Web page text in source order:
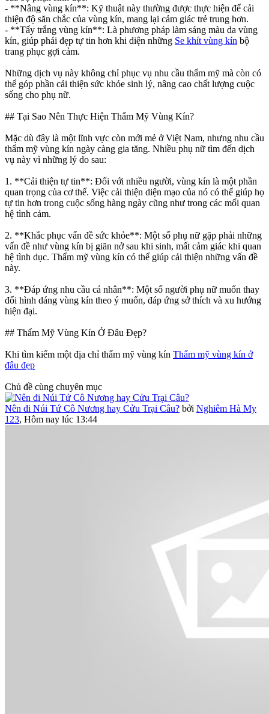
- **Nâng vùng kín**: Kỹ thuật này thường được thực hiện để cải
thiện độ săn chắc của vùng kín, mang lại cảm giác trẻ trung hơn.
- **Tẩy trắng vùng kín**: Là phương pháp làm sáng màu da vùng
kín, giúp phái đẹp tự tin hơn khi diện những Se khít vùng kín bộ
trang phục gợi cảm.
Những dịch vụ này không chỉ phục vụ nhu cầu thẩm mỹ mà còn có
thể góp phần cải thiện sức khỏe sinh lý, nâng cao chất lượng cuộc
sống cho phụ nữ.
## Tại Sao Nên Thực Hiện Thẩm Mỹ Vùng Kín?
Mặc dù đây là một lĩnh vực còn mới mẻ ở Việt Nam, nhưng nhu cầu
thẩm mỹ vùng kín ngày càng gia tăng. Nhiều phụ nữ tìm đến dịch
vụ này vì những lý do sau:
1. **Cải thiện tự tin**: Đối với nhiều người, vùng kín là một phần
quan trọng của cơ thể. Việc cải thiện diện mạo của nó có thể giúp họ
tự tin hơn trong cuộc sống hàng ngày cũng như trong các mối quan
hệ tình cảm.
2. **Khắc phục vấn đề sức khỏe**: Một số phụ nữ gặp phải những
vấn đề như vùng kín bị giãn nở sau khi sinh, mất cảm giác khi quan
hệ tình dục. Thẩm mỹ vùng kín có thể giúp cải thiện những vấn đề
này.
3. **Đáp ứng nhu cầu cá nhân**: Một số người phụ nữ muốn thay
đổi hình dáng vùng kín theo ý muốn, đáp ứng sở thích và xu hướng
hiện đại.
## Thẩm Mỹ Vùng Kín Ở Đâu Đẹp?
Khi tìm kiếm một địa chỉ thẩm mỹ vùng kín Thẩm mỹ vùng kín ở
đâu đẹp
Chủ đề cùng chuyên mục
Nên đi Núi Tứ Cô Nương hay Cửu Trại Câu? bởi Nghiêm Hà My
123, Hôm nay lúc 13:44